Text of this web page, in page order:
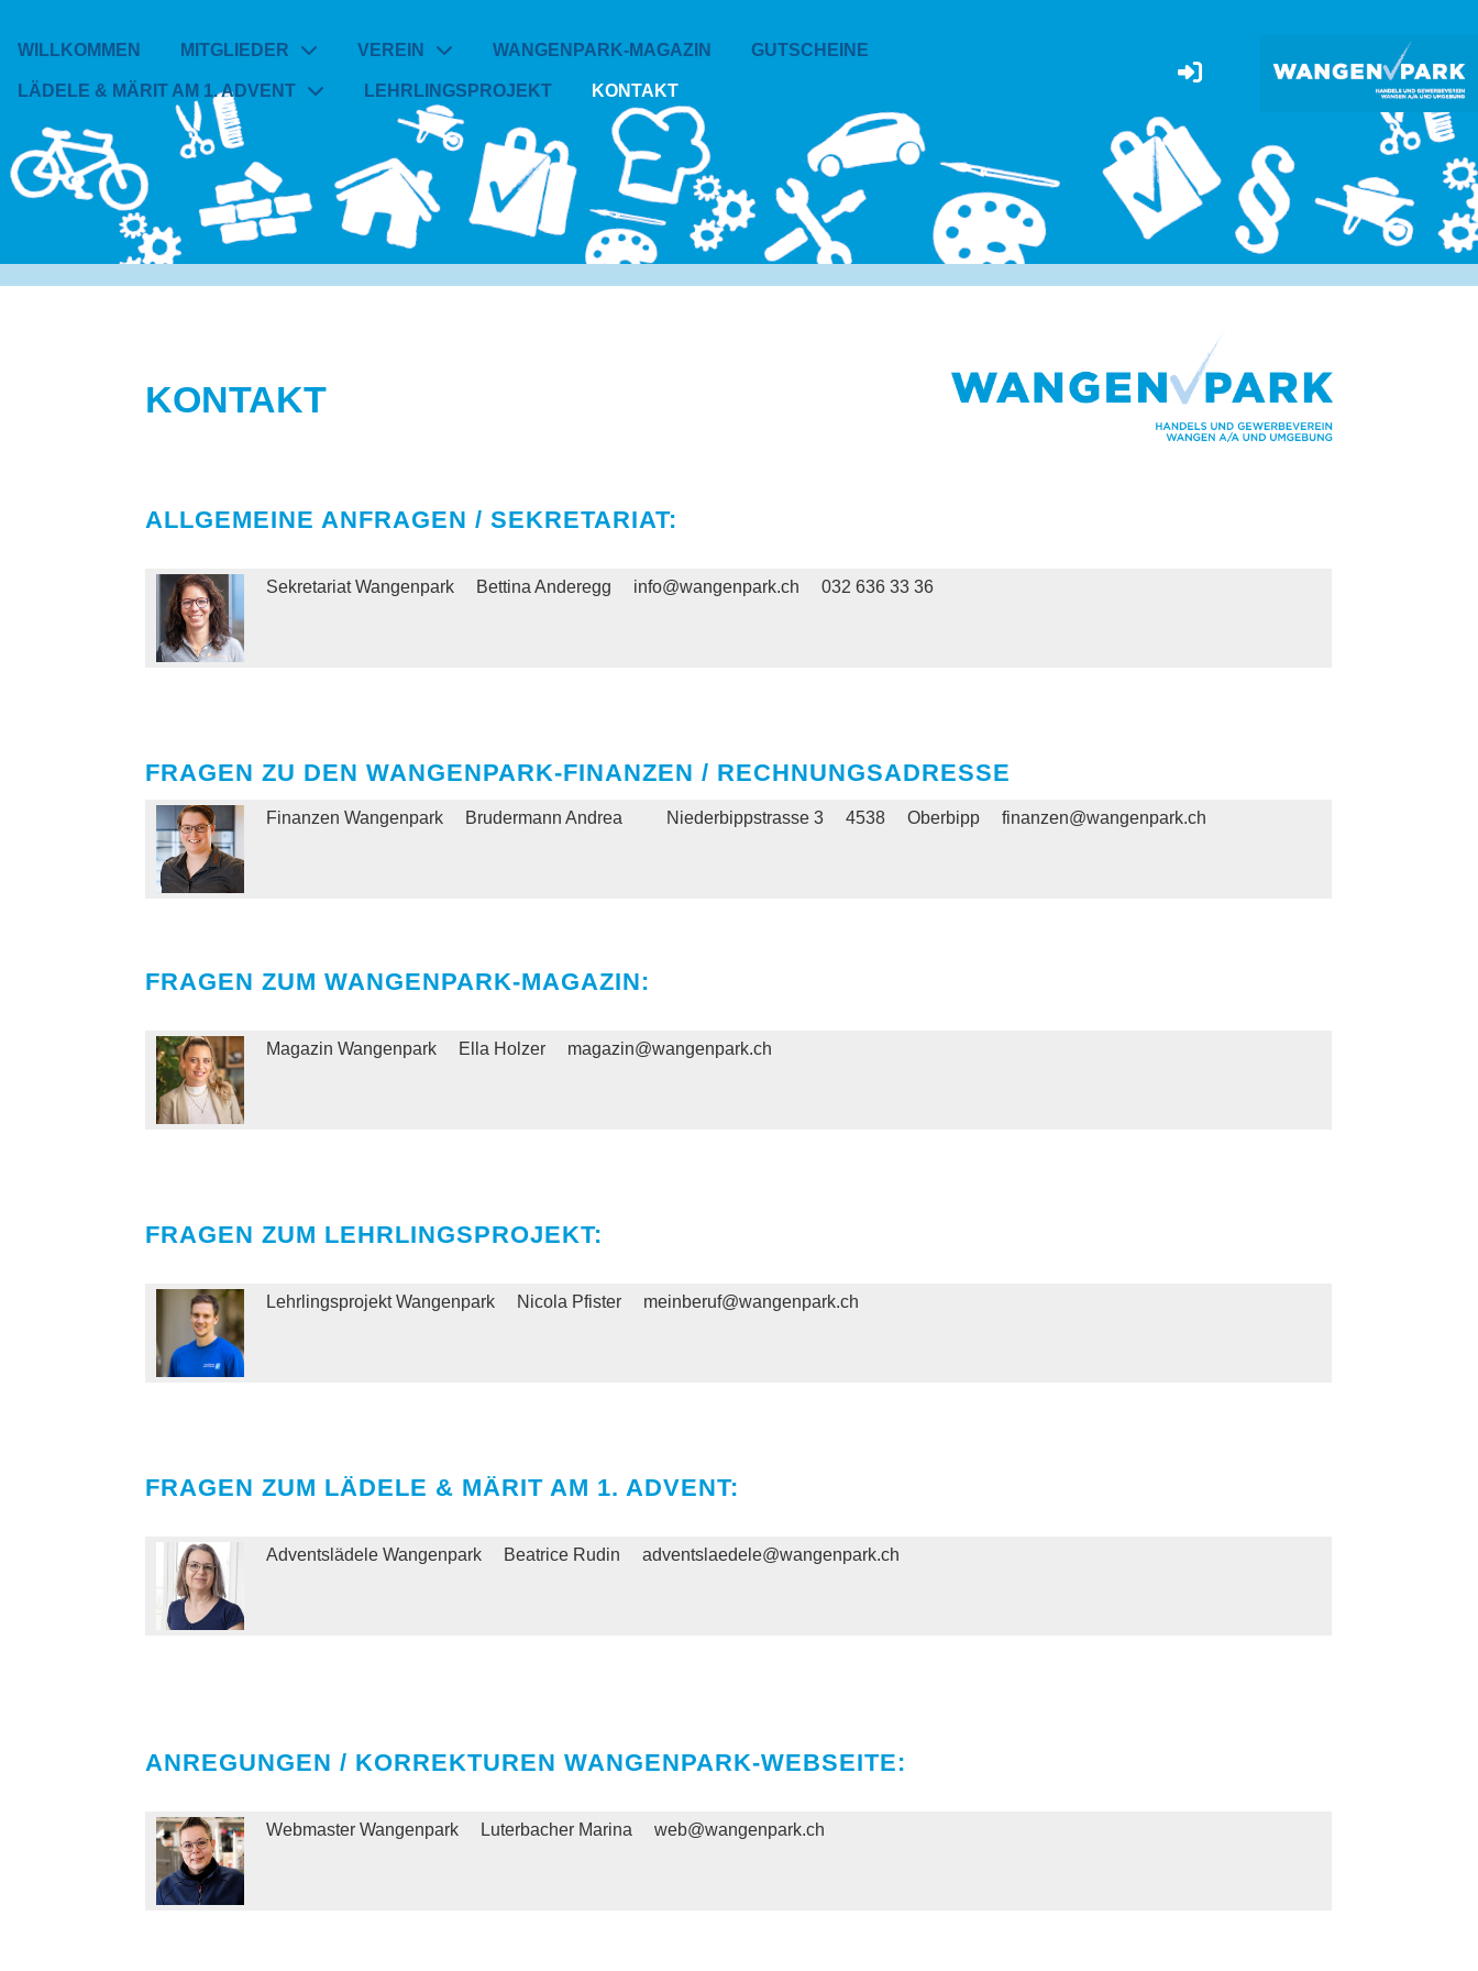
WILLKOMMEN MITGLIEDER VEREIN WANGENPARK-MAGAZIN
GUTSCHEINE
LÄDELE & MÄRIT AM 1. ADVENT
LEHRLINGSPROJEKT KONTAKT
KONTAKT
ALLGEMEINE ANFRAGEN / SEKRETARIAT:
Sekretariat Wangenpark Bettina Anderegg info@wangenpark.ch 032 636 33 36
FRAGEN ZU DEN WANGENPARK-FINANZEN / RECHNUNGSADRESSE
Finanzen Wangenpark Brudermann Andrea Niederbippstrasse 3 4538 Oberbipp finanzen@wangenpark.ch
FRAGEN ZUM WANGENPARK-MAGAZIN:
Magazin Wangenpark Ella Holzer magazin@wangenpark.ch
FRAGEN ZUM LEHRLINGSPROJEKT:
Lehrlingsprojekt Wangenpark Nicola Pfister meinberuf@wangenpark.ch
FRAGEN ZUM LÄDELE & MÄRIT AM 1. ADVENT:
Adventslädele Wangenpark Beatrice Rudin adventslaedele@wangenpark.ch
ANREGUNGEN / KORREKTUREN WANGENPARK-WEBSEITE:
Webmaster Wangenpark Luterbacher Marina web@wangenpark.ch